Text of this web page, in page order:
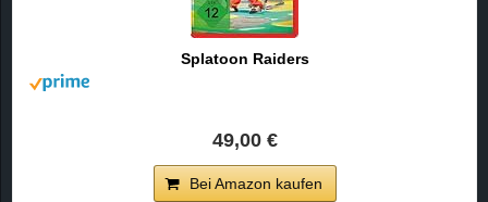
Splatoon Raiders
49,00 €
Bei Amazon kaufen